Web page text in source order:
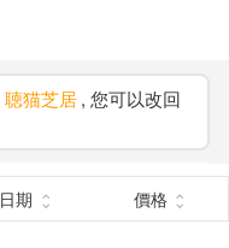
聴猫芝居, 您可以改回
日期 價格